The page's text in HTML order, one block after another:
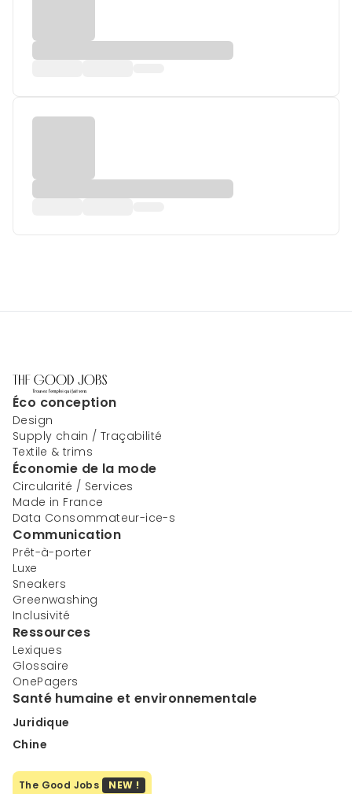
Éco conception
Design
Supply chain / Traçabilité
Textile & trims
Économie de la mode
Circularité / Services
Made in France
Data Consommateur-ice-s
Communication
Prêt-à-porter
Luxe
Sneakers
Greenwashing
Inclusivité
Ressources
Lexiques
Glossaire
OnePagers
Santé humaine et environnementale
Juridique
Chine
The Good Jobs NEW !